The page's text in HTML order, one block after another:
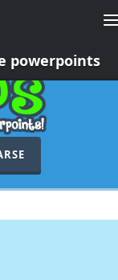
powerpoints